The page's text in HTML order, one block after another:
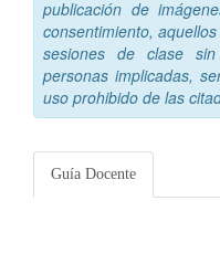
publicación de
consentimiento,
sesiones de clase
personas implicadas,
uso prohibido de las
Guía Docente